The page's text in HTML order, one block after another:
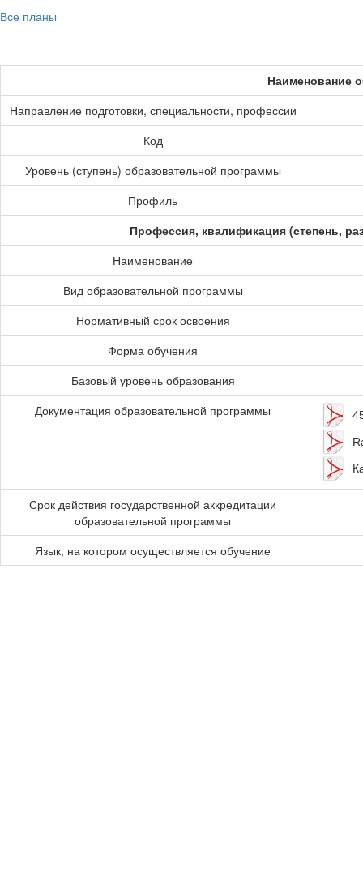
Все планы
Наименование
Направление подготовки, специальности, профессии
Код
Уровень (ступень) образовательной программы
Профиль
Профессия, квалификация (степень,
Наименование
Вид образовательной программы
Нормативный срок освоения
Форма обучения
Базовый уровень образования
Документация образовательной программы
Срок действия государственной аккредитации
образовательной программы
Язык, на котором осуществляется обучение